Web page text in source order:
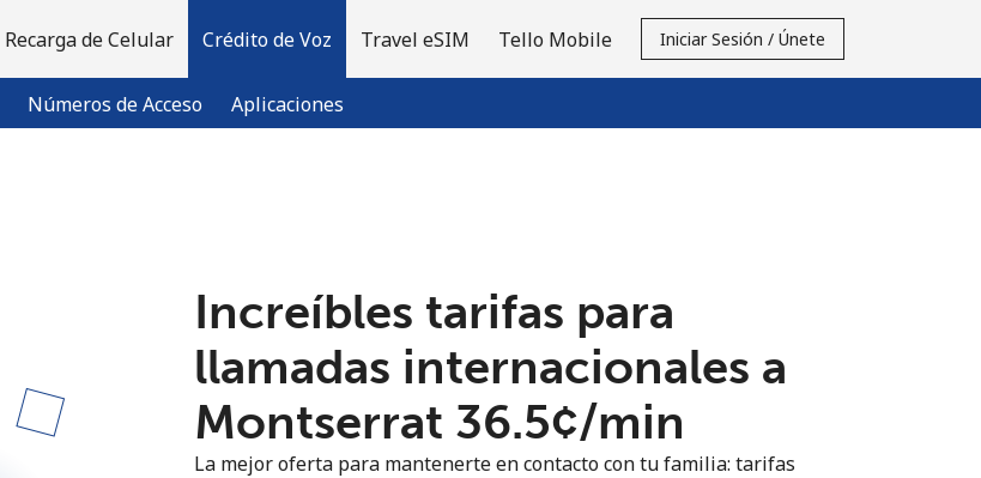
Recarga de Celular Crédito de Voz
Números de Acceso Aplicaciones
Travel eSIM Tello Mobile Iniciar Sesión / Únete
¿Ya tienes una cuenta? Inicia sesión →
Regístrate con
Increíbles tarifas para
llamadas internacionales a
Montserrat ⁦36.5¢⁩/min
La mejor oferta para mantenerte en contacto con tu familia: tarifas